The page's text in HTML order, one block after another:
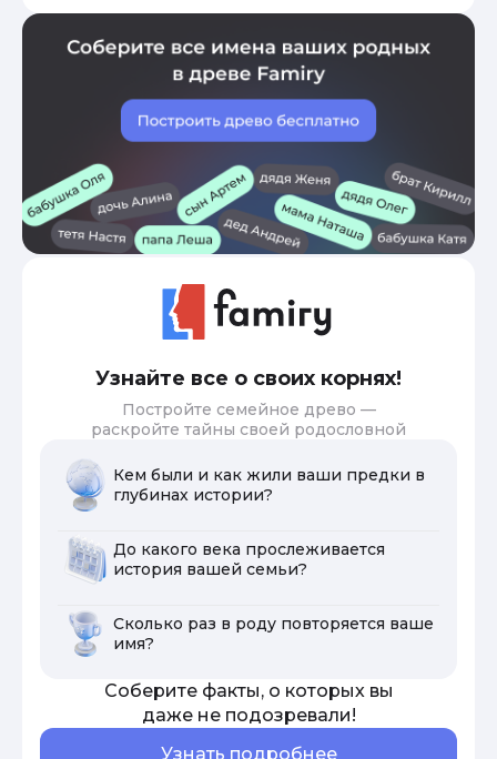
Узнайте все о своих корнях!
Постройте семейное древо —
раскройте тайны своей родословной
Кем были и как жили ваши предки в
глубинах истории?
До какого века прослеживается
история вашей семьи?
Сколько раз в роду повторяется ваше
имя?
Соберите факты, о которых вы
даже не подозревали!
Узнать подробнее